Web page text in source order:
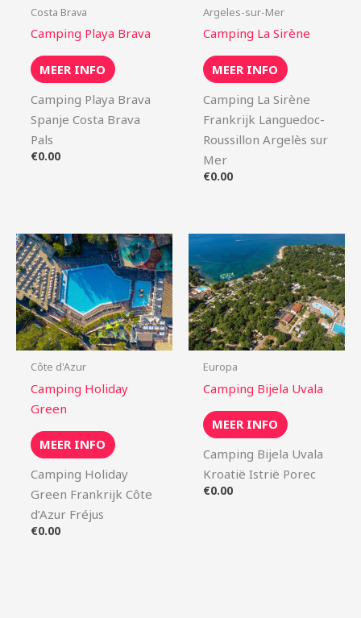
Costa Brava
Camping Playa Brava
MEER INFO
Camping Playa Brava
Spanje Costa Brava
Pals
€0.00
Argeles-sur-Mer
Camping La Sirène
MEER INFO
Camping La Sirène
Frankrijk Languedoc-
Roussillon Argelès sur
Mer
€0.00
Côte d'Azur
Camping Holiday
Green
MEER INFO
Camping Holiday
Green Frankrijk Côte
d’Azur Fréjus
€0.00
Europa
Camping Bijela Uvala
MEER INFO
Camping Bijela Uvala
Kroatië Istrië Porec
€0.00